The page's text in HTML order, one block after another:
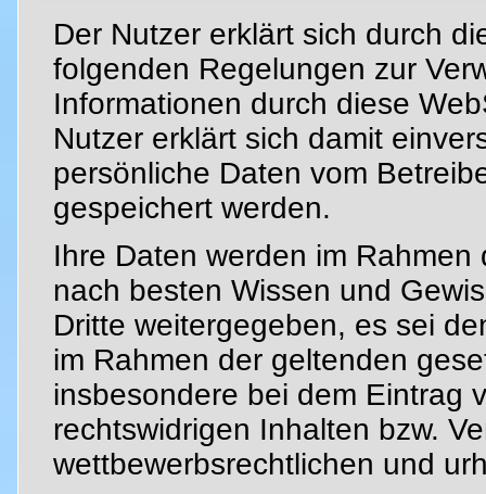
Der Nutzer erklärt sich durch
folgenden Regelungen zur
Informationen durch diese
Nutzer erklärt sich damit
persönliche Daten vom
gespeichert werden.
Ihre Daten werden im
nach besten Wissen und
Dritte weitergegeben, es sei
im Rahmen der geltenden
insbesondere bei dem Eintrag
rechtswidrigen Inhalten bzw.
wettbewerbsrechtlichen und